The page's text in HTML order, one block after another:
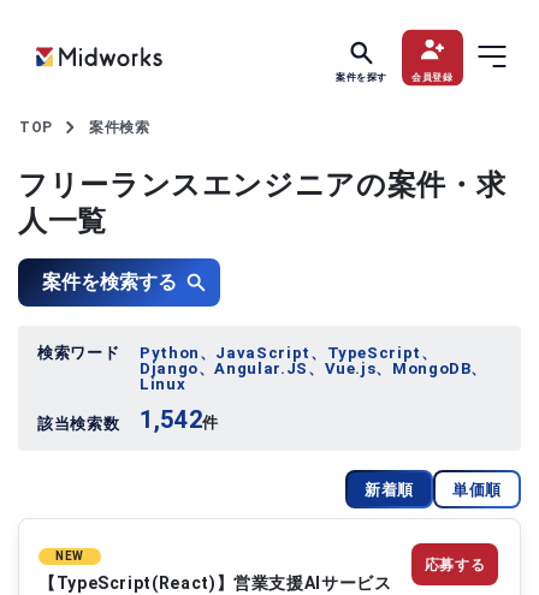
案件を探す 会員登録
TOP 案件検索
フリーランスエンジニアの案件・求
人一覧
案件を検索する
検索ワード
Python、JavaScript、TypeScript、
Django、Angular.JS、Vue.js、MongoDB、
Linux
該当検索数 1,542件
新着順 単価順
NEW
【TypeScript(React)】営業支援AIサービス
応募する